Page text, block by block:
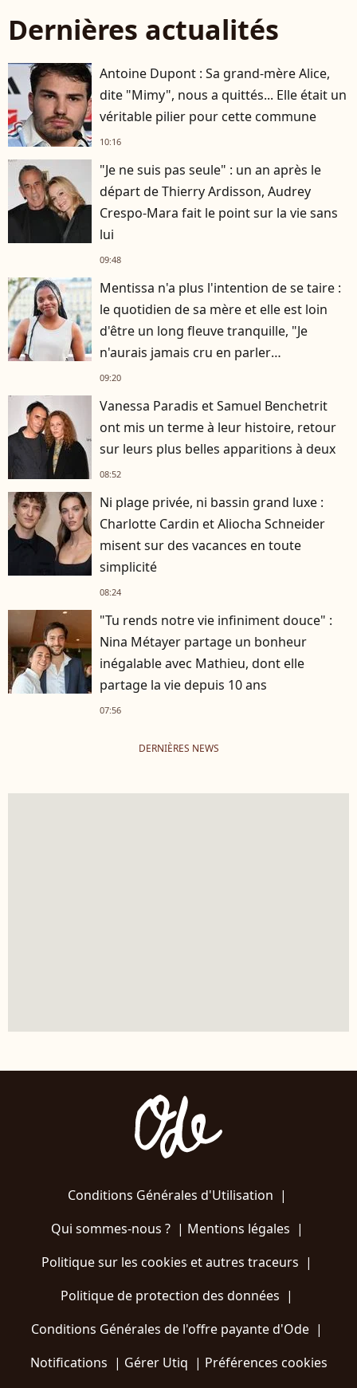
Dernières actualités
Antoine Dupont : Sa grand-mère Alice,
dite "Mimy", nous a quittés... Elle était un
véritable pilier pour cette commune
10:16
"Je ne suis pas seule" : un an après le
départ de Thierry Ardisson, Audrey
Crespo-Mara fait le point sur la vie sans
lui
09:48
Mentissa n'a plus l'intention de se taire :
le quotidien de sa mère et elle est loin
d'être un long fleuve tranquille, "Je
n'aurais jamais cru en parler
publiquement"
09:20
Vanessa Paradis et Samuel Benchetrit
ont mis un terme à leur histoire, retour
sur leurs plus belles apparitions à deux
08:52
Ni plage privée, ni bassin grand luxe :
Charlotte Cardin et Aliocha Schneider
misent sur des vacances en toute
simplicité
08:24
"Tu rends notre vie infiniment douce" :
Nina Métayer partage un bonheur
inégalable avec Mathieu, dont elle
partage la vie depuis 10 ans
07:56
DERNIÈRES NEWS
Conditions Générales d'Utilisation |
Qui sommes-nous ?| Mentions légales |
Politique sur les cookies et autres traceurs |
Politique de protection des données |
Conditions Générales de l'offre payante d'Ode |
Notifications | Gérer Utiq | Préférences cookies